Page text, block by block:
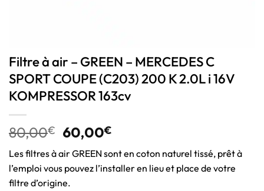
Filtre à air – GREEN – MERCEDES C
SPORT COUPE (C203) 200 K 2.0L i 16V
KOMPRESSOR 163cv
80,00€ 60,00€
Les filtres à air GREEN sont en coton naturel tissé, prêt à
l’emploi vous pouvez l’installer en lieu et place de votre
filtre d’origine.